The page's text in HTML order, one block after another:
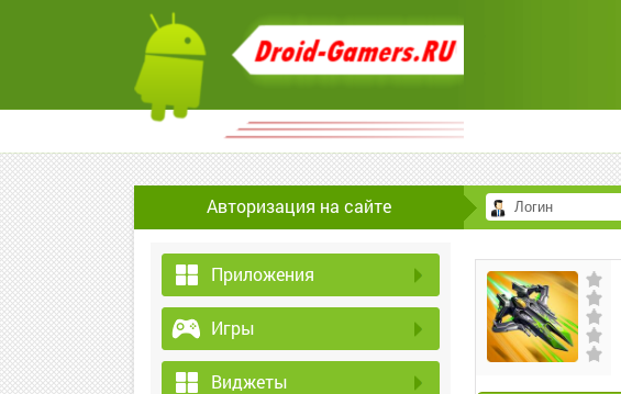
Авторизация на сайте
Приложения
Игры
Виджеты